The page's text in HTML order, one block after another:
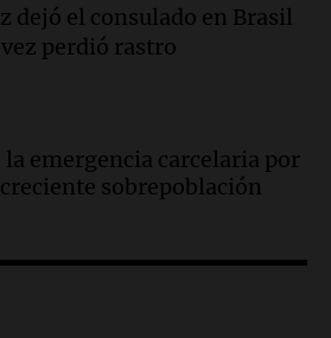
Argentina
"Hay mucho relato y
prioriza su visita a Perú
dejó el consulado en Brasil
perdió rastro
emergencia carcelaria por
sobrepoblación